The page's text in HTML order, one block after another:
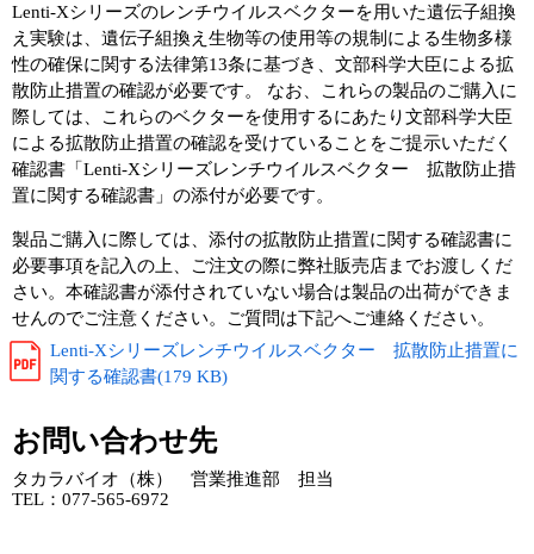
Lenti-Xシリーズのレンチウイルスベクターを用いた遺伝子組換
え実験は、遺伝子組換え生物等の使用等の規制による生物多様
性の確保に関する法律第13条に基づき、文部科学大臣による拡
散防止措置の確認が必要です。 なお、これらの製品のご購入に
際しては、これらのベクターを使用するにあたり文部科学大臣
による拡散防止措置の確認を受けていることをご提示いただく
確認書「Lenti-Xシリーズレンチウイルスベクター 拡散防止措
置に関する確認書」の添付が必要です。
製品ご購入に際しては、添付の拡散防止措置に関する確認書に
必要事項を記入の上、ご注文の際に弊社販売店までお渡しくだ
さい。本確認書が添付されていない場合は製品の出荷ができま
せんのでご注意ください。ご質問は下記へご連絡ください。
Lenti-Xシリーズレンチウイルスベクター 拡散防止措置に
関する確認書(179 KB)
お問い合わせ先
タカラバイオ（株） 営業推進部 担当
TEL：077-565-6972